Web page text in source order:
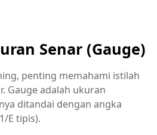
Senar (Gauge)
penting memahami istilah
Gauge adalah ukuran
ditandai dengan angka
E tipis).